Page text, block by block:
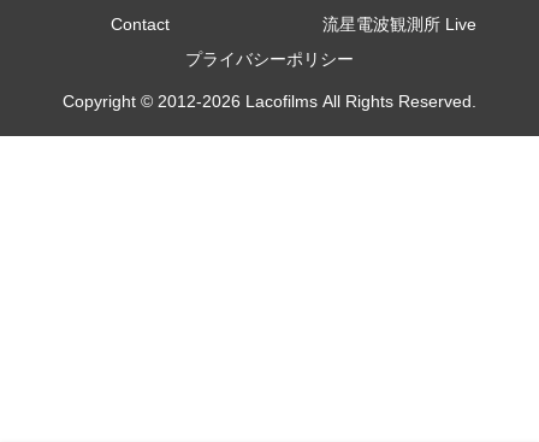
Contact
流星電波観測所 Live
プライバシーポリシー
Copyright © 2012-2026 Lacofilms All Rights Reserved.